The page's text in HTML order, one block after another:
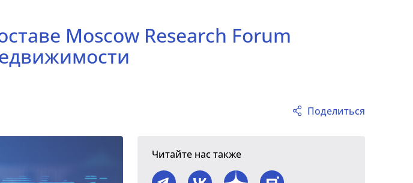
Moscow Research Forum
Поделиться
Читайте нас также